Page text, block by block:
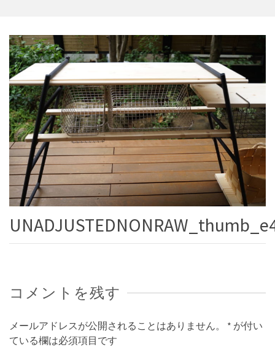
コメントを残す
メールアドレスが公開されることはありません。 * が付い
ている欄は必須項目です